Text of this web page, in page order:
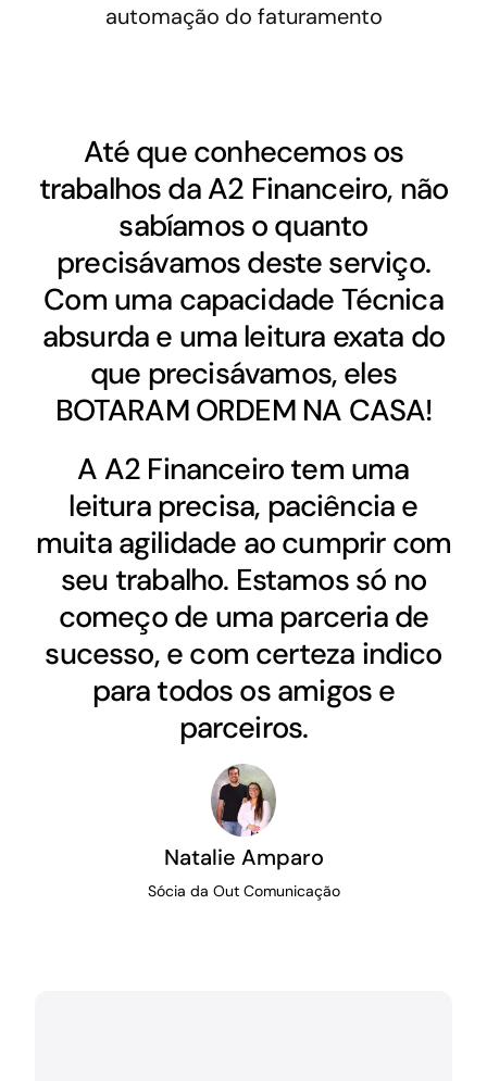
automação do faturamento
Até que conhecemos os
trabalhos da A2 Financeiro, não
sabíamos o quanto
precisávamos deste serviço.
Com uma capacidade Técnica
absurda e uma leitura exata do
que precisávamos, eles
BOTARAM ORDEM NA CASA!
A A2 Financeiro tem uma
leitura precisa, paciência e
muita agilidade ao cumprir com
seu trabalho. Estamos só no
começo de uma parceria de
sucesso, e com certeza indico
para todos os amigos e
parceiros.
Natalie Amparo
Sócia da Out Comunicação